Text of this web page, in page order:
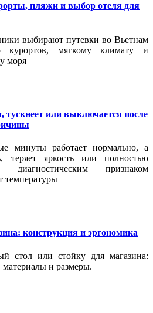
пляжи и выбор отеля для
выбирают путевки во Вьетнам
курортов, мягкому климату и
моря
тускнеет или выключается после
минуты работает нормально, а
теряет яркость или полностью
признаком
температуры
конструкция и эргономика
стол или стойку для магазина:
материалы и размеры.